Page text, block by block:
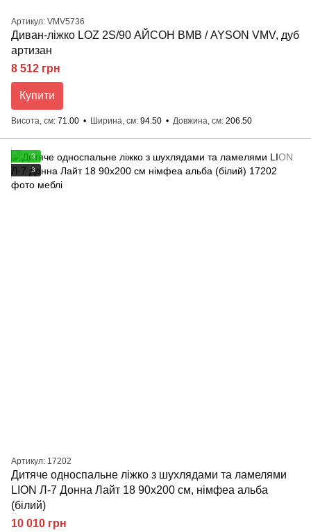
Артикул: VMV5736
Диван-ліжко LOZ 2S/90 АЙСОН ВМВ / AYSON VMV, дуб
артизан
8 512 грн
Купити
Висота, см 71.00 Ширина, см 94.50 Довжина, см 206.50
3
3
Артикул: 17202
Дитяче односпальне ліжко з шухлядами та ламелями
LION Л-7 Донна Лайт 18 90x200 см, німфеа альба
(білий)
10 010 грн